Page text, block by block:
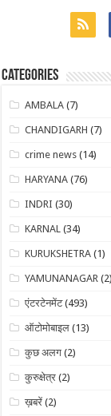
Categories
AMBALA (7)
CHANDIGARH (7)
crime news (14)
HARYANA (76)
INDRI (30)
KARNAL (34)
KURUKSHETRA (1)
YAMUNANAGAR (2)
एंटरटेनमेंट(493)
ऑटोमोबाइल (13)
कुछ अलग (2)
कुरुक्षेत्र (2)
ख़बरें (2)